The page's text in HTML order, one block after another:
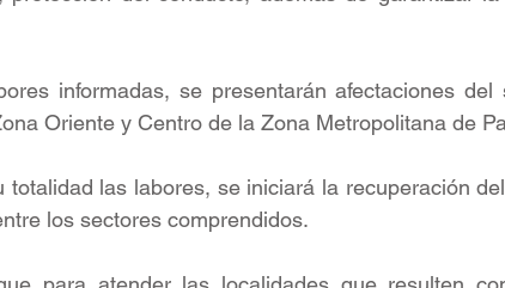
informadas, se presentarán afectaciones
Oriente y Centro de la Zona Metropolitana de
totalidad las labores, se iniciará la recuperación
los sectores comprendidos.